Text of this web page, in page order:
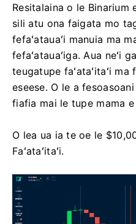
Resitalaina o le
sili atu ona faigata mo
fefaʻatauaʻi manuia ma
fefaʻatauaʻiga. Aua neʻi
teugatupe faʻataʻitaʻi ma
eseese. O le a
fiafia mai le tupe mama e
O lea ua ia te oe le
Faʻataʻitaʻi.